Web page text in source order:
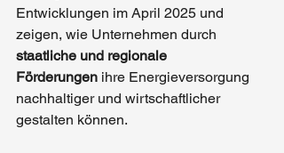
Entwicklungen im April 2025 und
zeigen, wie Unternehmen durch
staatliche und regionale
Förderungen ihre Energieversorgung
nachhaltiger und wirtschaftlicher
gestalten können.